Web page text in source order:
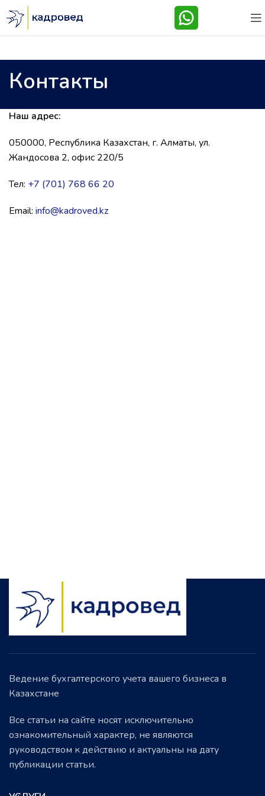
Контакты
Наш адрес:
050000, Республика Казахстан, г. Алматы, ул.
Жандосова 2, офис 220/5
Тел: +7 (701) 768 66 20
Email: info@kadroved.kz
Ведение бухгалтерского учета вашего бизнеса в
Казахстане
Все статьи на сайте носят исключительно
ознакомительный характер, не являются
руководством к действию и актуальны на дату
публикации статьи.